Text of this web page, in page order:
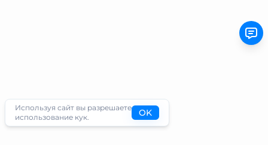
Используя сайт вы разрешаете
использование кук.
OK